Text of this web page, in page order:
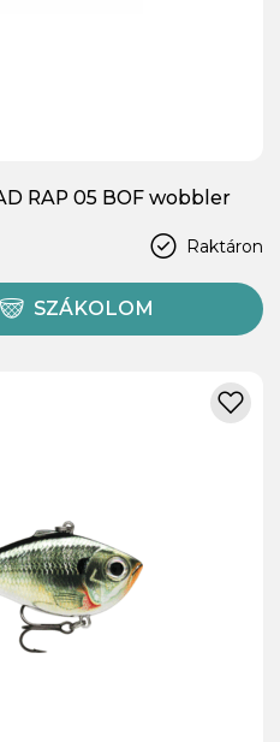
RAP 05 BOF wobbler
Raktáron
SZÁKOLOM